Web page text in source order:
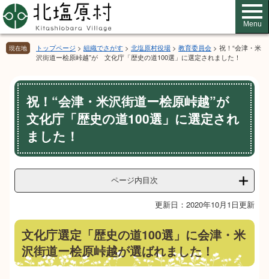
ペ
ー
ジ
の
先
メ
ニ
ュ
ー
を
Menu
現在地 トップページ > 組織でさがす > 北塩原村役場 > 教育委員会 > 祝！“会津・米
沢街道ー桧原峠越”が 文化庁「歴史の道100選」に選定されました！
本
文
祝！“会津・米沢街道ー桧原峠越”が
文化庁「歴史の道100選」に選定され
ました！
ページ内目次
更新日：2020年10月1日更新
文化庁選定「歴史の道100選」に会津・米
沢街道ー桧原峠越が選ばれました！